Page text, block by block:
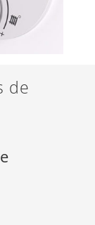
de